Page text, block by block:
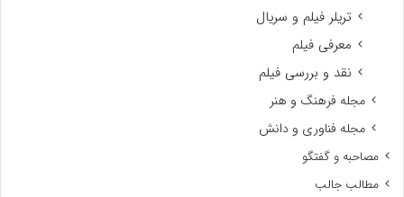
تریلر فیلم و سریال
معرفی فیلم
نقد و بررسی فیلم
مجله فرهنگ و هنر
مجله فناوری و دانش
مصاحبه و گفتگو
مطالب جالب